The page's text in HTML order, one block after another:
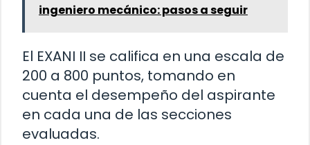
ingeniero mecánico: pasos a seguir
El EXANI II se califica en una escala de
200 a 800 puntos, tomando en
cuenta el desempeño del aspirante
en cada una de las secciones
evaluadas.